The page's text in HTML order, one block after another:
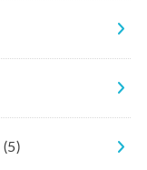
(5)